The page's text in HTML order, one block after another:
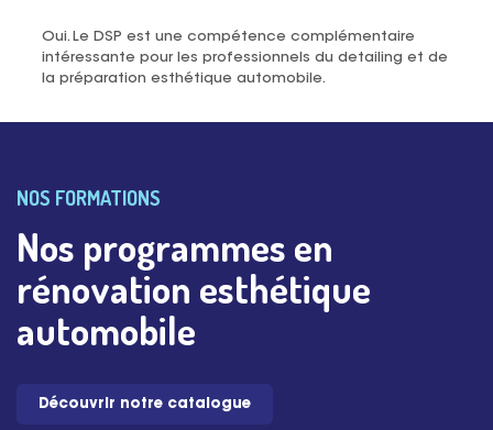
Oui. Le DSP est une compétence complémentaire
intéressante pour les professionnels du detailing et de
la préparation esthétique automobile.
NOS FORMATIONS
Nos programmes en
rénovation esthétique
automobile
Découvrir notre catalogue